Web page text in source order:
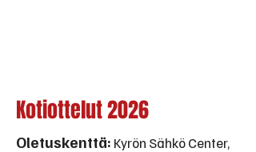
Kotiottelut 2026
Oletuskenttä: Kyrön Sähkö Center,